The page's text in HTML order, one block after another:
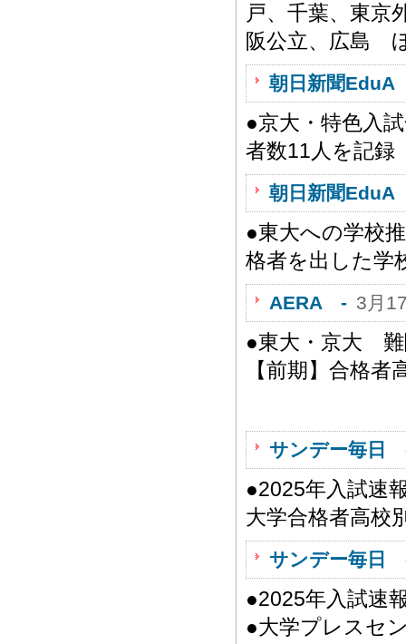
戸、千葉、東京
阪公立、広島
朝日新聞
●京大・特色入
者数11人を記録
朝日新聞
●東大への学校
格者を出した学
AERA - 3月
●東大・京大 難
【前期】合格
サンデー毎日
●2025年入試速
大学合格者高校
サンデー毎日
●2025年入試速
●大学プレスセ